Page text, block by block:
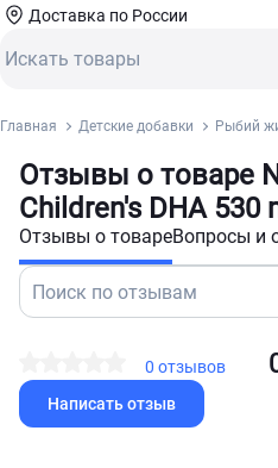
Доставка по России
Главная Детские добавки Рыбий
Отзывы о товаре
Children's DHA 530
Отзывы о товареВопросы и
0 отзывов
Написать отзыв